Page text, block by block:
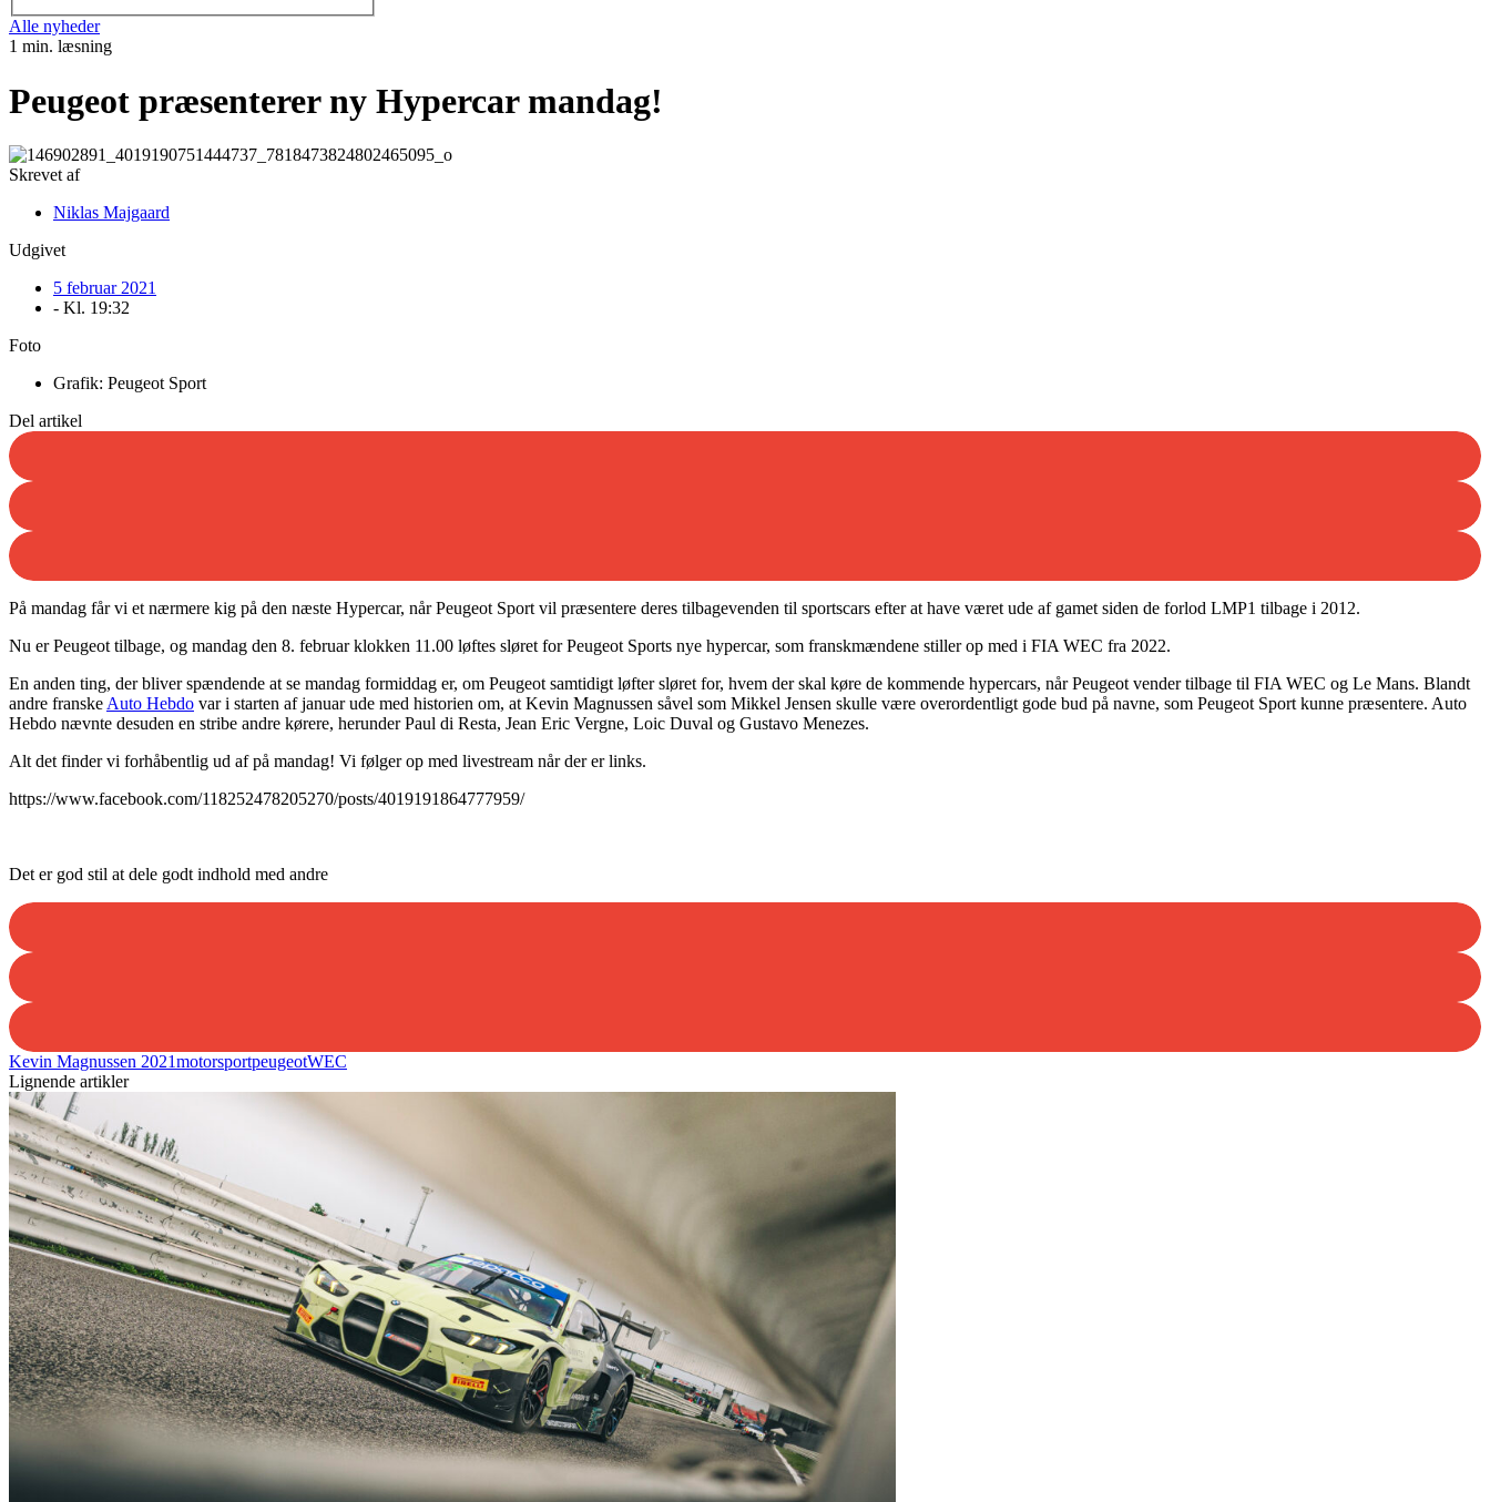
Alle nyheder
1 min. læsning
Peugeot præsenterer ny Hypercar mandag!
Skrevet af
Niklas Majgaard
Udgivet
5 februar 2021
- Kl. 19:32
Foto
Grafik: Peugeot Sport
Del artikel
På mandag får vi et nærmere kig på den næste Hypercar, når Peugeot Sport vil præsentere deres tilbagevenden til sportscars efter at have været ude af gamet siden de forlod LMP1 tilbage i 2012.
Nu er Peugeot tilbage, og mandag den 8. februar klokken 11.00 løftes sløret for Peugeot Sports nye hypercar, som franskmændene stiller op med i FIA WEC fra 2022.
En anden ting, der bliver spændende at se mandag formiddag er, om Peugeot samtidigt løfter sløret for, hvem der skal køre de kommende hypercars, når Peugeot vender tilbage til FIA WEC og Le Mans. Blandt
andre franske Auto Hebdo var i starten af januar ude med historien om, at Kevin Magnussen såvel som Mikkel Jensen skulle være overordentligt gode bud på navne, som Peugeot Sport kunne præsentere. Auto
Hebdo nævnte desuden en stribe andre kørere, herunder Paul di Resta, Jean Eric Vergne, Loic Duval og Gustavo Menezes.
Alt det finder vi forhåbentlig ud af på mandag! Vi følger op med livestream når der er links.
https://www.facebook.com/118252478205270/posts/4019191864777959/
Det er god stil at dele godt indhold med andre
Kevin Magnussen 2021motorsportpeugeotWEC
Lignende artikler